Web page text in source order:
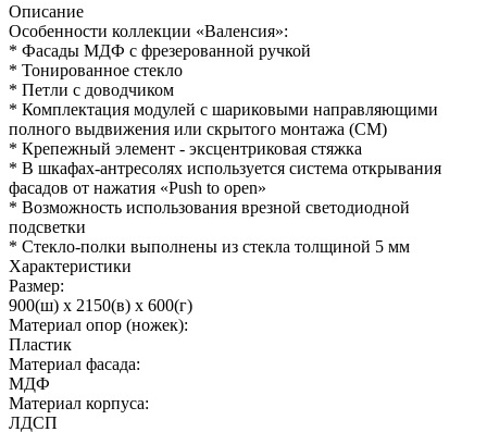
Описание
Особенности коллекции «Валенсия»:
* Фасады МДФ с фрезерованной ручкой
* Тонированное стекло
* Петли с доводчиком
* Комплектация модулей с шариковыми направляющими
полного выдвижения или скрытого монтажа (СМ)
* Крепежный элемент - эксцентриковая стяжка
* В шкафах-антресолях используется система открывания
фасадов от нажатия «Push to open»
* Возможность использования врезной светодиодной
подсветки
* Стекло-полки выполнены из стекла толщиной 5 мм
Характеристики
Размер:
900(ш) x 2150(в) x 600(г)
Материал опор (ножек):
Пластик
Материал фасада:
МДФ
Материал корпуса:
ЛДСП